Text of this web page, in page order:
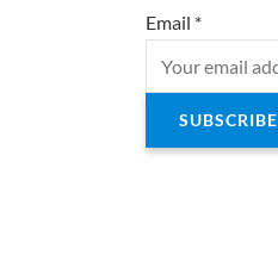
Email *
SUBSCRIBE